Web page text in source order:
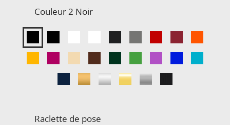
Couleur 2 Noir
Raclette de pose